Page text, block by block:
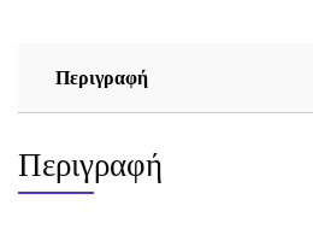
ποσότητα
Περιγραφή
Περιγραφή